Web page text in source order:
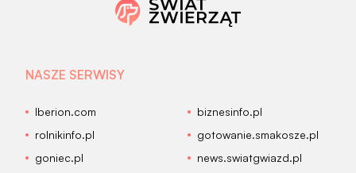
NASZE SERWISY
Iberion.com
biznesinfo.pl
rolnikinfo.pl
gotowanie.smakosze.pl
goniec.pl
news.swiatgwiazd.pl